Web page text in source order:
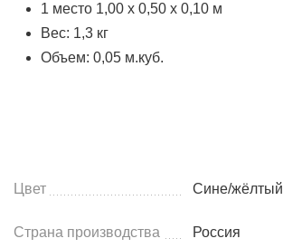
1 место 1,00 х 0,50 х 0,10 м
Вес: 1,3 кг
Объем: 0,05 м.куб.
Цвет Сине/жёлтый
Страна производства Россия